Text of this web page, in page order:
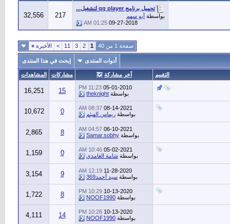
تحميل برنامج qq player لتشغيل...
بواسطة أبو سهم
09-27-2018
01:25 AM
217
32,556
صفحة 1 من 40 1
2
3
11
> الأخيرة »
أدوات المنتدى إبحث في هذا المنتدى
التقييم آخر مشاركة مشاركات المشاهدات
05-01-2010
11:23 PM
بواسطة theknight
15
16,251
08-14-2021
08:37 AM
بواسطة ريماس الهيثم 0
10,672
06-10-2021
04:57 AM
بواسطة Samar.sobhy
8
2,865
05-02-2021
10:46 AM
بواسطة شامة الغامدي 0
1,159
11-28-2020
12:19 AM
بواسطة سيد أحمد369 9
3,154
10-13-2020
10:29 PM
بواسطة NOOF1990
8
1,722
10-13-2020
10:26 PM
بواسطة NOOF1990
14
4,111